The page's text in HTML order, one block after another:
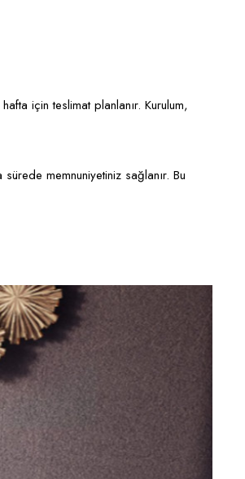
için teslimat planlanır. Kurulum,
memnuniyetiniz sağlanır. Bu